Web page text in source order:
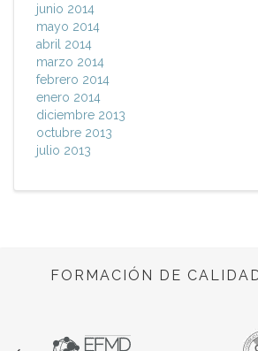
junio 2014
mayo 2014
abril 2014
marzo 2014
febrero 2014
enero 2014
diciembre 2013
octubre 2013
julio 2013
FORMACIÓN DE